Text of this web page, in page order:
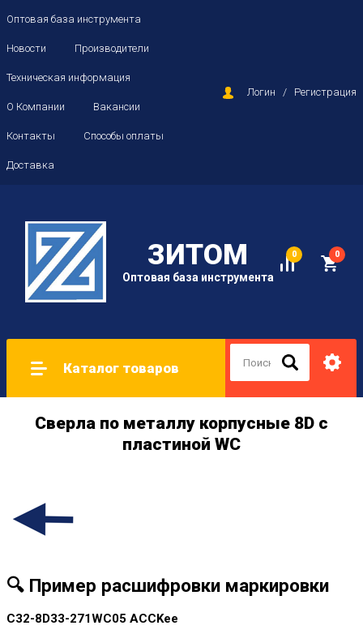
Оптовая база инструмента
Новости Производители
Техническая информация
О Компании Вакансии
Контакты Способы оплаты
Доставка
Логин / Регистрация
ЗИТОМ
Оптовая база инструмента
0 0
Каталог товаров
Сверла по металлу корпусные 8D с
пластиной WC
🔍 Пример расшифровки маркировки
C32-8D33-271WC05 ACCKee